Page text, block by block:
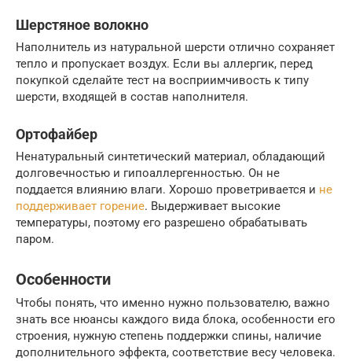
Шерстяное волокно
Наполнитель из натуральной шерсти отлично сохраняет
тепло и пропускает воздух. Если вы аллергик, перед
покупкой сделайте тест на восприимчивость к типу
шерсти, входящей в состав наполнителя.
Ортофайбер
Ненатуральный синтетический материал, обладающий
долговечностью и гипоаллергенностью. Он не
поддается влиянию влаги. Хорошо проветривается и не
поддерживает горение. Выдерживает высокие
температуры, поэтому его разрешено обрабатывать
паром.
Особенности
Чтобы понять, что именно нужно пользователю, важно
знать все нюансы каждого вида блока, особенности его
строения, нужную степень поддержки спины, наличие
дополнительного эффекта, соответствие весу человека.